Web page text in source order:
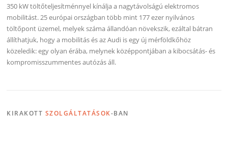
350 kW töltőteljesítménnyel kínálja a nagytávolságú elektromos
mobilitást. 25 európai országban több mint 177 ezer nyilvános
töltőpont üzemel, melyek száma állandóan növekszik, ezáltal bátran
állíthatjuk, hogy a mobilitás és az Audi is egy új mérföldkőhöz
közeledik: egy olyan érába, melynek középpontjában a kibocsátás- és
kompromisszummentes autózás áll.
KIRAKOTT SZOLGÁLTATÁSOK-BAN